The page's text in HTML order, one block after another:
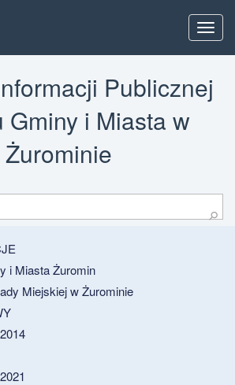
Menu
Publicznej
Gminy i Miasta w
Żurominie
⚲
i Miasta Żuromin
Miejskiej w Żurominie